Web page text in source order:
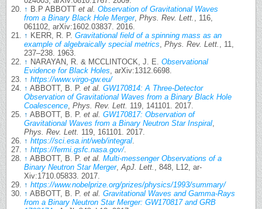
↑ B.P ABBOTT et al. Observation of Gravitational Waves
from a Binary Black Hole Merger, Phys. Rev. Lett. , 116,
061102, arXiv:1602.03837. 2016.
↑ KERR, R. P. Gravitational field of a spinning mass as an
example of algebraically special metrics, Phys. Rev. Lett. , 11,
237–238. 1963.
↑ NARAYAN, R. & MCCLINTOCK, J. E. Observational
Evidence for Black Holes, arXiv:1312.6698.
↑ https://www.virgo-gw.eu/
↑ ABBOTT, B. P. et al. GW170814: A Three-Detector
Observation of Gravitational Waves from a Binary Black Hole
Coalescence, Phys. Rev. Lett. 119, 141101. 2017.
↑ ABBOTT, B. P. et al. GW170817: Observation of
Gravitational Waves from a Binary Neutron Star Inspiral,
Phys. Rev. Lett. 119, 161101. 2017.
↑ https://sci.esa.int/web/integral.
↑ https://fermi.gsfc.nasa.gov/.
↑ ABBOTT, B. P. et al. Multi-messenger Observations of a
Binary Neutron Star Merger,ApJ. Lett. , 848, L12, ar-
Xiv:1710.05833. 2017.
↑ https://www.nobelprize.org/prizes/physics/1993/summary/
↑ ABBOTT, B. P. et al. Gravitational Waves and Gamma-Rays
from a Binary Neutron Star Merger: GW170817 and GRB